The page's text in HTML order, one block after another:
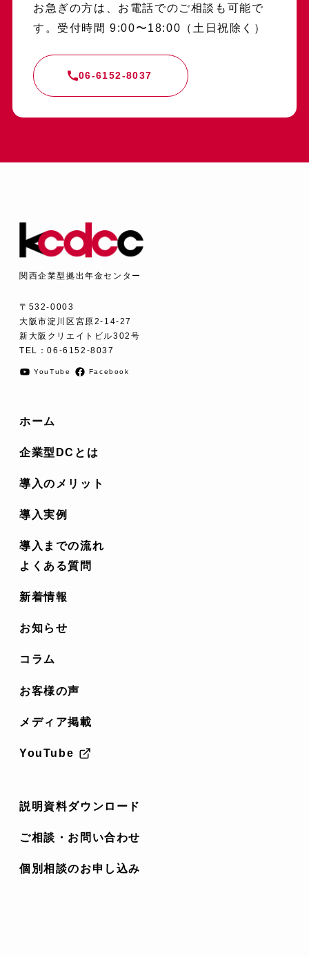
お急ぎの方は、お電話でのご相談も可能で
す。受付時間 9:00〜18:00（土日祝除く）
06-6152-8037
関西企業型拠出年金センター
〒532-0003
大阪市淀川区宮原2-14-27
新大阪クリエイトビル302号
TEL：06-6152-8037
YouTube Facebook
ホーム
企業型DCとは
導入のメリット
導入実例
導入までの流れ
よくある質問
新着情報
お知らせ
コラム
お客様の声
メディア掲載
YouTube
説明資料ダウンロード
ご相談・お問い合わせ
個別相談のお申し込み